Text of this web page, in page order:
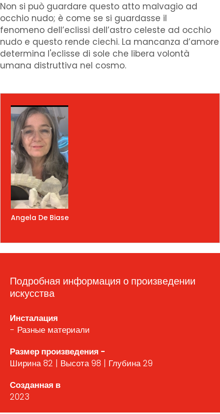
Non si può guardare questo atto malvagio ad
occhio nudo; è come se si guardasse il
fenomeno dell’eclissi dell’astro celeste ad occhio
nudo e questo rende ciechi. La mancanza d’amore
determina l'eclisse di sole che libera volontà
umana distruttiva nel cosmo.
Angela De Biase
Подробная информация о произведении
искусства
Инсталация
- Разные материали
Размер произведения -
Ширина 82 | Высота 98 | Глубина 29
Созданная в
2023